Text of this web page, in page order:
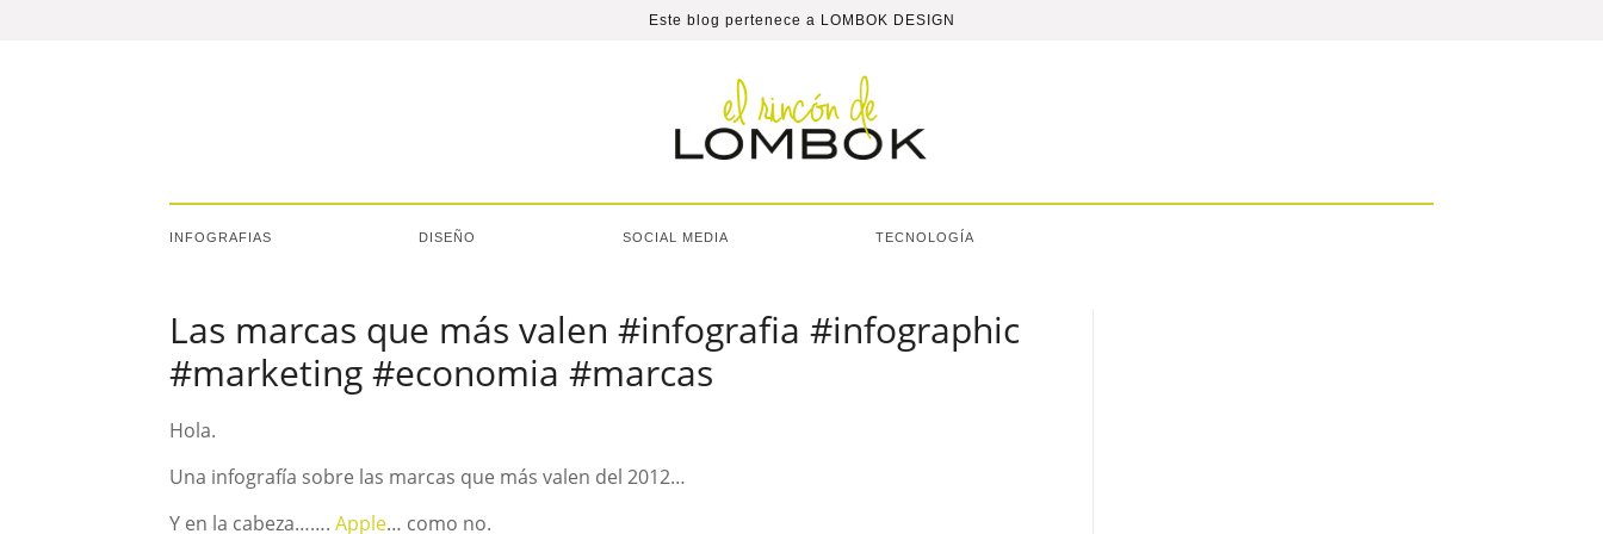
Este blog pertenece a LOMBOK DESIGN
INFOGRAFIAS DISEÑO SOCIAL MEDIA TECNOLOGÍA
Las marcas que más valen #infografia #infographic
#marketing #economia #marcas
Hola.
Una infografía sobre las marcas que más valen del 2012…
Y en la cabeza……. Apple… como no.